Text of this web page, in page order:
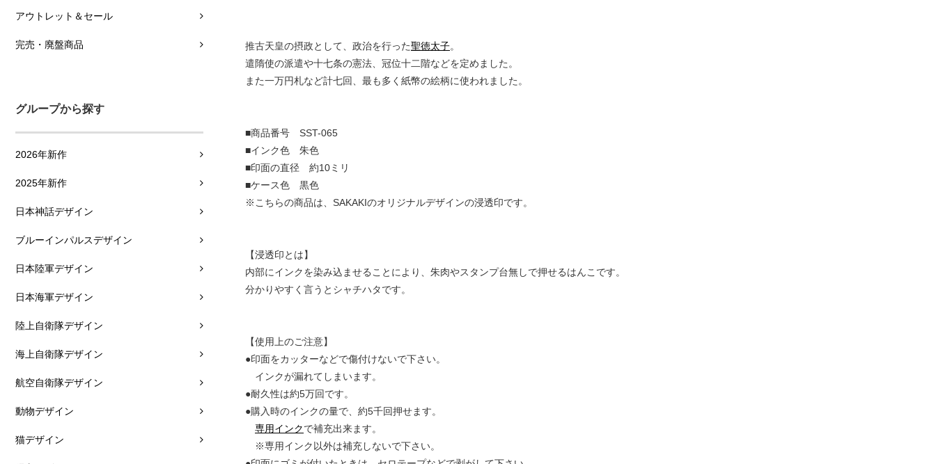
アウトレット＆セール
完売・廃盤商品
グループから探す
2026年新作
2025年新作
日本神話デザイン
ブルーインパルスデザイン
日本陸軍デザイン
日本海軍デザイン
陸上自衛隊デザイン
海上自衛隊デザイン
航空自衛隊デザイン
動物デザイン
猫デザイン
推古天皇の摂政として、政治を行った聖徳太子。
遣隋使の派遣や十七条の憲法、冠位十二階などを定めました。
また一万円札など計七回、最も多く紙幣の絵柄に使われました。
■商品番号 SST-065
■インク色 朱色
■印面の直径 約10ミリ
■ケース色 黒色
※こちらの商品は、SAKAKIのオリジナルデザインの浸透印です。
【浸透印とは】
内部にインクを染み込ませることにより、朱肉やスタンプ台無しで押せるはんこです。
分かりやすく言うとシャチハタです。
【使用上のご注意】
●印面をカッターなどで傷付けないで下さい。
インクが漏れてしまいます。
●耐久性は約5万回です。
●購入時のインクの量で、約5千回押せます。
専用インクで補充出来ます。
※専用インク以外は補充しないで下さい。